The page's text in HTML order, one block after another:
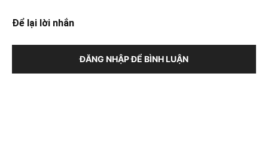
Để lại lời nhắn
ĐĂNG NHẬP ĐỂ BÌNH LUẬN